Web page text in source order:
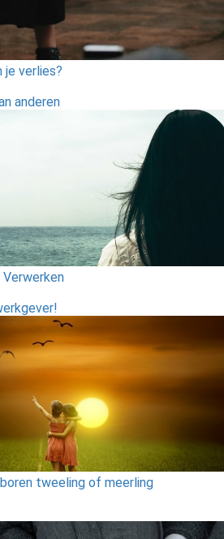
je verlies?
anderen
Verwerken
tweeling of meerling